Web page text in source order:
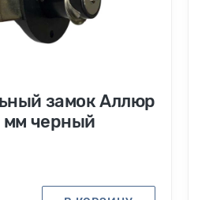
замок Аллюр
мм черный